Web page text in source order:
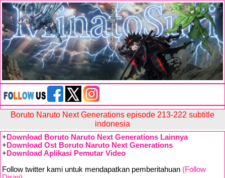
Boruto Naruto Next Generations episode 213-222 subtitle
indonesia
+ Download Boruto Naruto Next Generations Lainnya
+ Download Ost Boruto Naruto Next Generations
+ Download Aplikasi Pemutar Video
Follow twitter kami untuk mendapatkan pemberitahuan (Follow